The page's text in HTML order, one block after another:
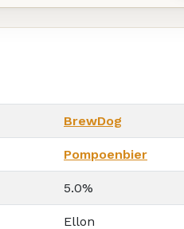
BrewDog
Pompoenbier
5.0%
Ellon